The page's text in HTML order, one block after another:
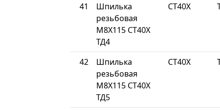
41
Шпилька
резьбовая
М8Х115 СТ40Х
ТД4
СТ40Х
42
Шпилька
резьбовая
М8Х115 СТ40Х
ТД5
СТ40Х